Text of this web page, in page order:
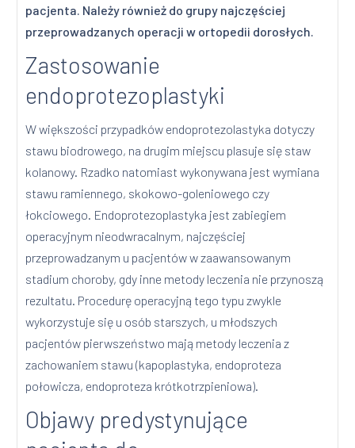
pacjenta. Należy również do grupy najczęściej
przeprowadzanych operacji w ortopedii dorosłych.
Zastosowanie
endoprotezoplastyki
W większości przypadków endoprotezolastyka dotyczy
stawu biodrowego, na drugim miejscu plasuje się staw
kolanowy. Rzadko natomiast wykonywana jest wymiana
stawu ramiennego, skokowo-goleniowego czy
łokciowego. Endoprotezoplastyka jest zabiegiem
operacyjnym nieodwracalnym, najczęściej
przeprowadzanym u pacjentów w zaawansowanym
stadium choroby, gdy inne metody leczenia nie przynoszą
rezultatu. Procedurę operacyjną tego typu zwykle
wykorzystuje się u osób starszych, u młodszych
pacjentów pierwszeństwo mają metody leczenia z
zachowaniem stawu (kapoplastyka, endoproteza
połowicza, endoproteza krótkotrzpieniowa).
Objawy predystynujące